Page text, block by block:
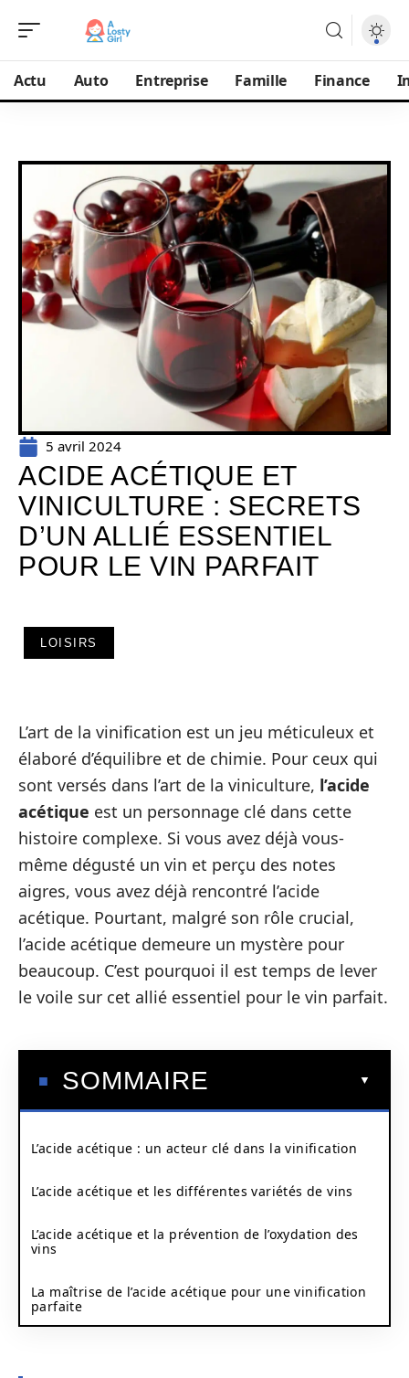
Actu Auto Entreprise Famille Finance
5 avril 2024
ACIDE ACÉTIQUE ET
VINICULTURE : SECRETS
D’UN ALLIÉ ESSENTIEL
POUR LE VIN PARFAIT
LOISIRS
L’art de la vinification est un jeu méticuleux et
élaboré d’équilibre et de chimie. Pour ceux qui
sont versés dans l’art de la viniculture, l’acide
acétique est un personnage clé dans cette
histoire complexe. Si vous avez déjà vous-
même dégusté un vin et perçu des notes
aigres, vous avez déjà rencontré l’acide
acétique. Pourtant, malgré son rôle crucial,
l’acide acétique demeure un mystère pour
beaucoup. C’est pourquoi il est temps de lever
le voile sur cet allié essentiel pour le vin parfait.
SOMMAIRE
L’acide acétique : un acteur clé dans la vinification
L’acide acétique et les différentes variétés de vins
L’acide acétique et la prévention de l’oxydation des
vins
La maîtrise de l’acide acétique pour une vinification
parfaite